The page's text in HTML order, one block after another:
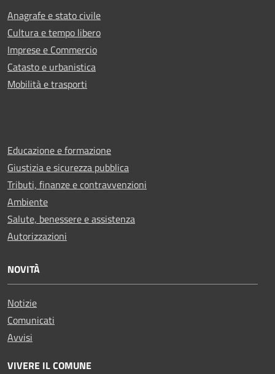
Anagrafe e stato civile
Cultura e tempo libero
Imprese e Commercio
Catasto e urbanistica
Mobilità e trasporti
Educazione e formazione
Giustizia e sicurezza pubblica
Tributi, finanze e contravvenzioni
Ambiente
Salute, benessere e assistenza
Autorizzazioni
NOVITÀ
Notizie
Comunicati
Avvisi
VIVERE IL COMUNE